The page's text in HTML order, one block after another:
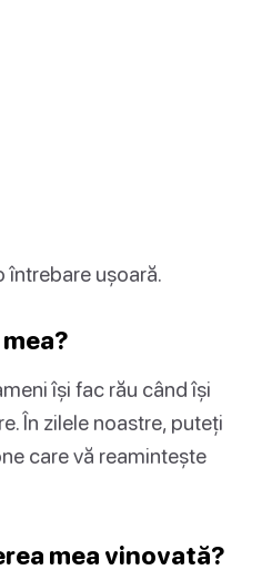
întrebare ușoară.
își fac rău când își
În zilele noastre, puteți
care vă reamintește
mea vinovată?